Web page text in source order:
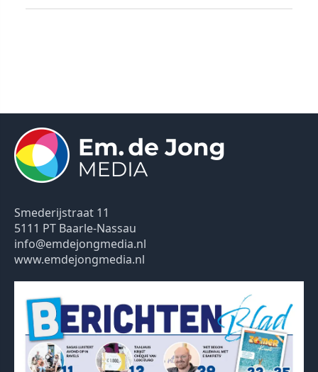
Smederijstraat 11
5111 PT Baarle-Nassau
info@emdejongmedia.nl
www.emdejongmedia.nl